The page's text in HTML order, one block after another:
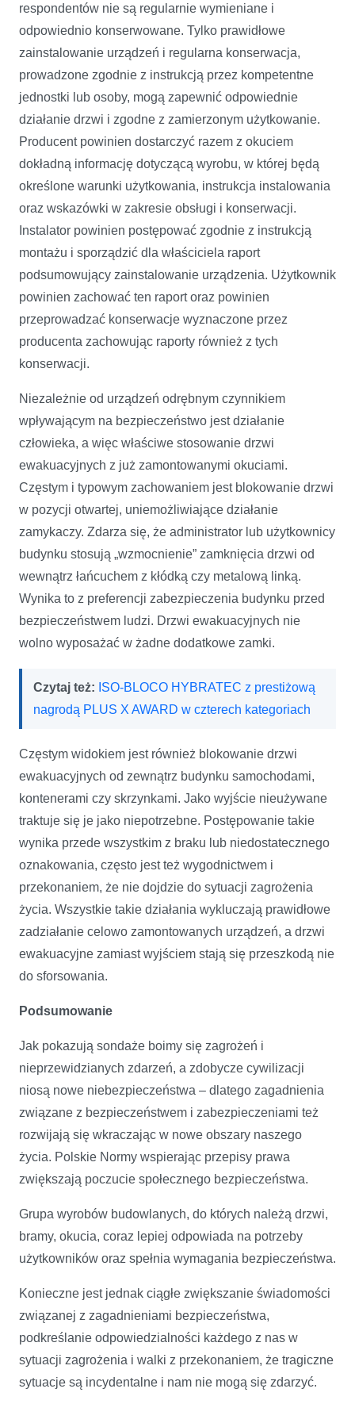
respondentów nie są regularnie wymieniane i
odpowiednio konserwowane. Tylko prawidłowe
zainstalowanie urządzeń i regularna konserwacja,
prowadzone zgodnie z instrukcją przez kompetentne
jednostki lub osoby, mogą zapewnić odpowiednie
działanie drzwi i zgodne z zamierzonym użytkowanie.
Producent powinien dostarczyć razem z okuciem
dokładną informację dotyczącą wyrobu, w której będą
określone warunki użytkowania, instrukcja instalowania
oraz wskazówki w zakresie obsługi i konserwacji.
Instalator powinien postępować zgodnie z instrukcją
montażu i sporządzić dla właściciela raport
podsumowujący zainstalowanie urządzenia. Użytkownik
powinien zachować ten raport oraz powinien
przeprowadzać konserwacje wyznaczone przez
producenta zachowując raporty również z tych
konserwacji.
Niezależnie od urządzeń odrębnym czynnikiem
wpływającym na bezpieczeństwo jest działanie
człowieka, a więc właściwe stosowanie drzwi
ewakuacyjnych z już zamontowanymi okuciami.
Częstym i typowym zachowaniem jest blokowanie drzwi
w pozycji otwartej, uniemożliwiające działanie
zamykaczy. Zdarza się, że administrator lub użytkownicy
budynku stosują „wzmocnienie” zamknięcia drzwi od
wewnątrz łańcuchem z kłódką czy metalową linką.
Wynika to z preferencji zabezpieczenia budynku przed
bezpieczeństwem ludzi. Drzwi ewakuacyjnych nie
wolno wyposażać w żadne dodatkowe zamki.
Czytaj też: ISO-BLOCO HYBRATEC z prestiżową
nagrodą PLUS X AWARD w czterech kategoriach
Częstym widokiem jest również blokowanie drzwi
ewakuacyjnych od zewnątrz budynku samochodami,
kontenerami czy skrzynkami. Jako wyjście nieużywane
traktuje się je jako niepotrzebne. Postępowanie takie
wynika przede wszystkim z braku lub niedostatecznego
oznakowania, często jest też wygodnictwem i
przekonaniem, że nie dojdzie do sytuacji zagrożenia
życia. Wszystkie takie działania wykluczają prawidłowe
zadziałanie celowo zamontowanych urządzeń, a drzwi
ewakuacyjne zamiast wyjściem stają się przeszkodą nie
do sforsowania.
Podsumowanie
Jak pokazują sondaże boimy się zagrożeń i
nieprzewidzianych zdarzeń, a zdobycze cywilizacji
niosą nowe niebezpieczeństwa – dlatego zagadnienia
związane z bezpieczeństwem i zabezpieczeniami też
rozwijają się wkraczając w nowe obszary naszego
życia. Polskie Normy wspierając przepisy prawa
zwiększają poczucie społecznego bezpieczeństwa.
Grupa wyrobów budowlanych, do których należą drzwi,
bramy, okucia, coraz lepiej odpowiada na potrzeby
użytkowników oraz spełnia wymagania bezpieczeństwa.
Konieczne jest jednak ciągłe zwiększanie świadomości
związanej z zagadnieniami bezpieczeństwa,
podkreślanie odpowiedzialności każdego z nas w
sytuacji zagrożenia i walki z przekonaniem, że tragiczne
sytuacje są incydentalne i nam nie mogą się zdarzyć.